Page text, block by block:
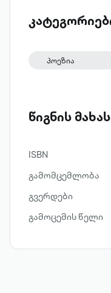
პოეზია
წიგნის
ISBN
გამომცემლობა
გვერდები
გამოცემის წელი